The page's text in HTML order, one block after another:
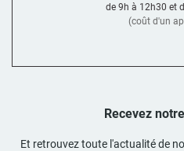
Recevez
Et retrouvez toute l'actualité de
de 9h à 12h30 et
(coût d'un